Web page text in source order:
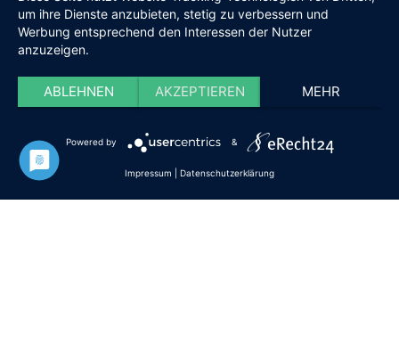
Tel:Geschäftsstelle 02371-9748599
E-Mail:info [at] DieISERLOHNER.de
Website:
Haftung
Datenschutz Satzung Impressum
um ihre Dienste anzubieten, stetig zu verbessern und
Werbung entsprechend den Interessen der Nutzer
anzuzeigen.
ABLEHNEN AKZEPTIEREN MEHR
Powered by &
Impressum Datenschutzerklärung